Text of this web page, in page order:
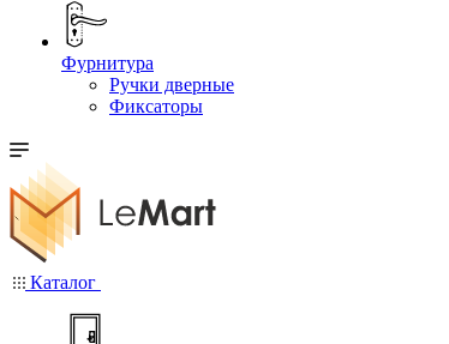
Фурнитура
Ручки дверные
Фиксаторы
Каталог